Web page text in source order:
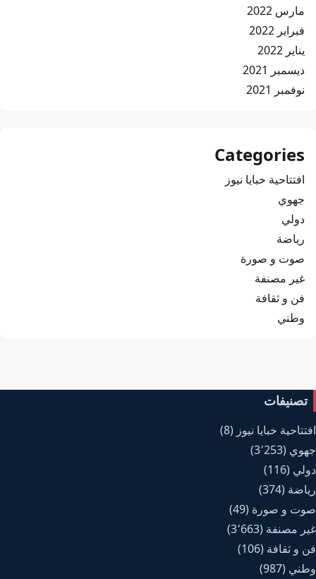
مارس 2022
فبراير 2022
يناير 2022
ديسمبر 2021
نوفمبر 2021
Categories
افتتاحية خبايا نيوز
جهوي
دولي
رياضة
صوت و صورة
غير مصنفة
فن و ثقافة
وطني
تصنيفات
افتتاحية خبايا نيوز (8)
جهوي (3٬253)
دولي (116)
رياضة (374)
صوت و صورة (49)
غير مصنفة (3٬663)
فن و ثقافة (106)
وطني (987)